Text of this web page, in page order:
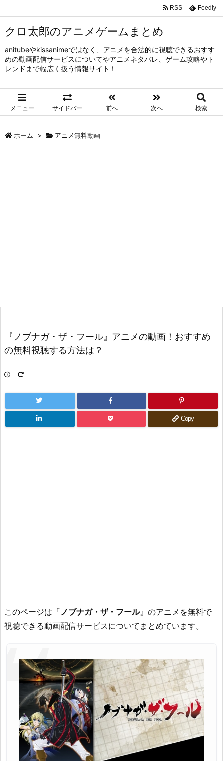
クロ太郎のアニメゲームまとめ
anitubeやkissanimeではなく、アニメを合法的に視聴できるおすす
めの動画配信サービスについてやアニメネタバレ、ゲーム攻略やト
レンドまで幅広く扱う情報サイト！
メニュー サイドバー 前へ 次へ 検索
RSS Feedly
ホーム > アニメ無料動画
『ノブナガ・ザ・フール』アニメの動画！おすすめ
の無料視聴する方法は？
Copy
このページは『 ノブナガ・ザ・フール』のアニメを無料で
視聴できる動画配信サービスについてまとめています。